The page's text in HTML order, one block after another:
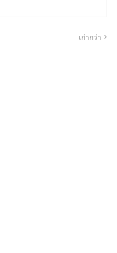
เก่ากว่า